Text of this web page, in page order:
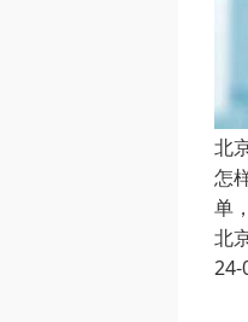
北
怎
单
北
24-